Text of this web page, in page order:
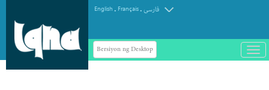
English . Français.فارسی
Bersiyon ng Desktop
باز
و